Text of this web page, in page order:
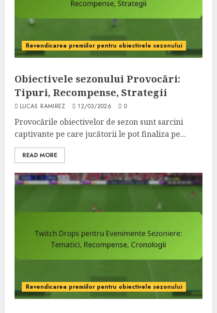
Revendicarea premiilor pentru obiectivele sezonului
Obiectivele sezonului Provocări:
Tipuri, Recompense, Strategii
LUCAS RAMIREZ 12/03/2026 0
Provocările obiectivelor de sezon sunt sarcini
captivante pe care jucătorii le pot finaliza pe...
READ MORE
Revendicarea premiilor pentru obiectivele sezonului